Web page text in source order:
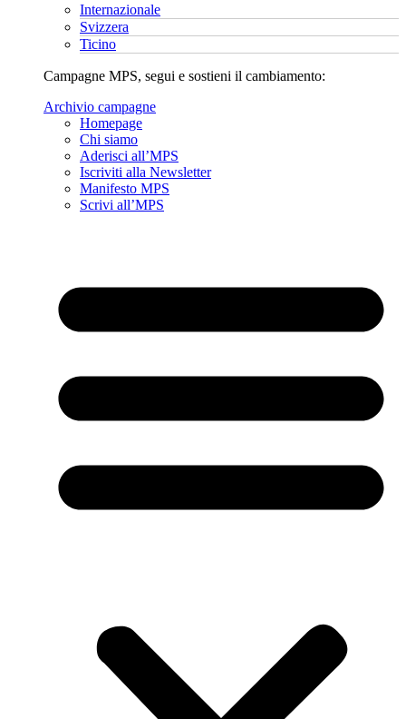
Internazionale
Svizzera
Ticino
Campagne MPS, segui e sostieni il cambiamento:
Archivio campagne
Homepage
Chi siamo
Aderisci all’MPS
Iscriviti alla Newsletter
Manifesto MPS
Scrivi all’MPS